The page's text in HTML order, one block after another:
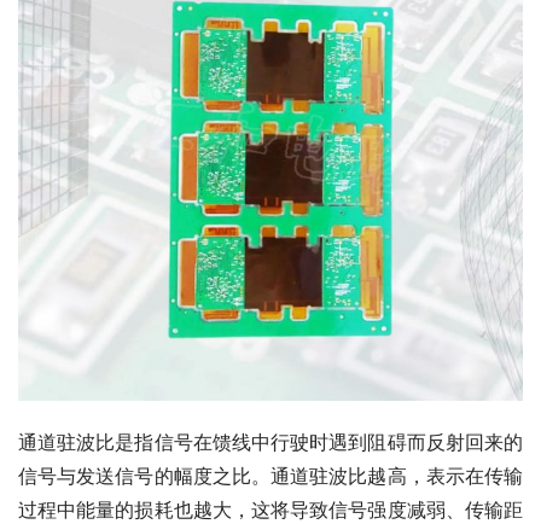
通道驻波比是指信号在馈线中行驶时遇到阻碍而反射回来的
信号与发送信号的幅度之比。通道驻波比越高，表示在传输
过程中能量的损耗也越大，这将导致信号强度减弱、传输距